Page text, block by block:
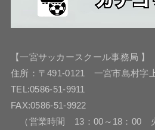
【一宮サッカースクール事務局 】
住所：〒491-0121 一宮市島村字
TEL:0586-51-9911
FAX:0586-51-9922
（営業時間 13：00～18：00 火